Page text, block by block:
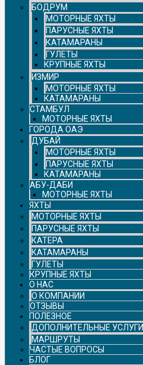
БОДРУМ
МОТОРНЫЕ ЯХТЫ
ПАРУСНЫЕ ЯХТЫ
КАТАМАРАНЫ
ГУЛЕТЫ
КРУПНЫЕ ЯХТЫ
ИЗМИР
МОТОРНЫЕ ЯХТЫ
КАТАМАРАНЫ
СТАМБУЛ
МОТОРНЫЕ ЯХТЫ
ГОРОДА ОАЭ
ДУБАЙ
МОТОРНЫЕ ЯХТЫ
ПАРУСНЫЕ ЯХТЫ
КАТАМАРАНЫ
АБУ-ДАБИ
МОТОРНЫЕ ЯХТЫ
ЯХТЫ
МОТОРНЫЕ ЯХТЫ
ПАРУСНЫЕ ЯХТЫ
КАТЕРА
КАТАМАРАНЫ
ГУЛЕТЫ
КРУПНЫЕ ЯХТЫ
О НАС
О КОМПАНИИ
ОТЗЫВЫ
ПОЛЕЗНОЕ
ДОПОЛНИТЕЛЬНЫЕ УСЛУГИ
МАРШРУТЫ
ЧАСТЫЕ ВОПРОСЫ
БЛОГ